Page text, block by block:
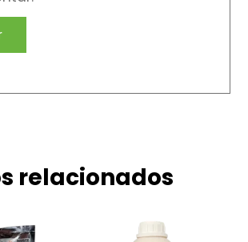
relacionados